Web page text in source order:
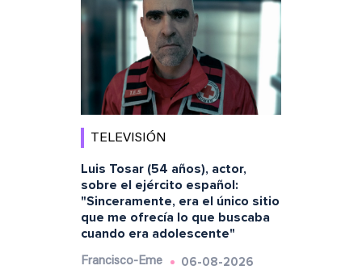
TELEVISIÓN
Luis Tosar (54 años), actor,
sobre el ejército español:
"Sinceramente, era el único sitio
que me ofrecía lo que buscaba
cuando era adolescente"
Francisco-Eme 06-08-2026